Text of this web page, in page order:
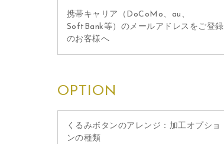
携帯キャリア（DoCoMo、au、
SoftBank等）のメールアドレスをご登録
のお客様へ
OPTION
くるみボタンのアレンジ：加工オプショ
ンの種類